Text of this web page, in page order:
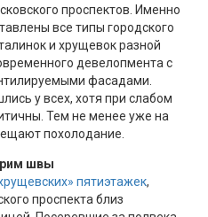
проспектов. Именно
все типы городского
и хрущевок разной
девелопмента с
фасадами.
у всех, хотя при слабом
Тем не менее уже на
похолодание.
швы
пятиэтажек,
проспекта близ